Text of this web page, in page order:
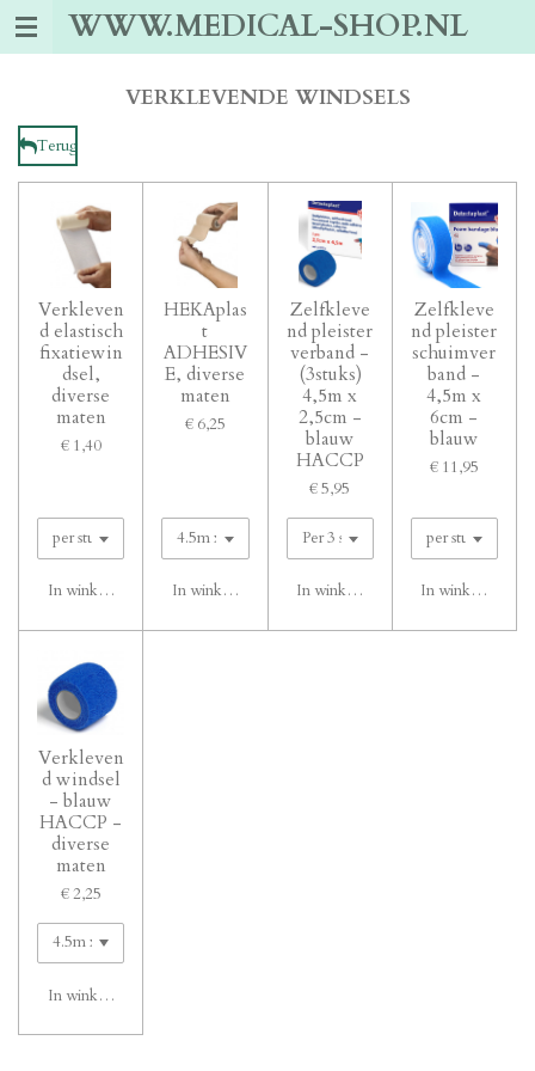
Ga
WWW.MEDICAL-SHOP.NL
VERKLEVENDE WINDSELS
Terug
Verkleven
d elastisch
fixatiewin
dsel,
diverse
maten
€ 1,40
In winkelwagen
HEKAplas
t
ADHESIV
E, diverse
maten
€ 6,25
In winkelwagen
Zelfkleve
nd pleister
verband -
(3stuks)
4,5m x
2,5cm -
blauw
HACCP
€ 5,95
In winkelwagen
Zelfkleve
nd pleister
schuimver
band -
4,5m x
6cm -
blauw
€ 11,95
In winkelwagen
Verkleven
d windsel
- blauw
HACCP -
diverse
maten
€ 2,25
In winkelwagen